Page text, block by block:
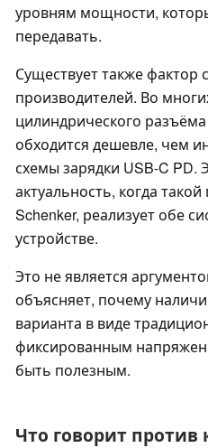
уровням мощности,
передавать.
Существует также фактор
производителей. Во
цилиндрического
обходится дешевле, чем
схемы зарядки USB-C PD.
актуальность, когда
Schenker, реализует обе
устройстве.
Это не является
объясняет, почему
варианта в виде
фиксированным
быть полезным.
Что говорит против